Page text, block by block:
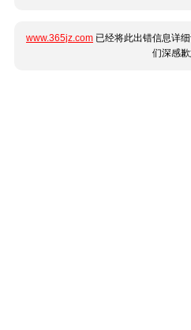
www.365jz.com 已经将此出错信息详
们深感